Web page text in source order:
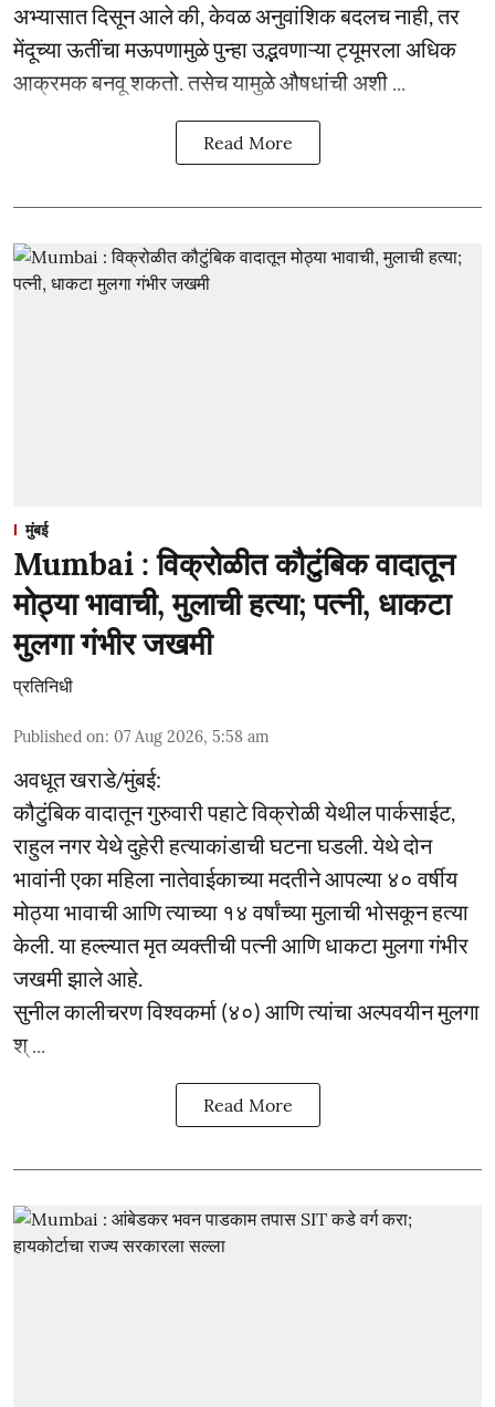
अभ्यासात दिसून आले की, केवळ अनुवांशिक बदलच नाही, तर
मेंदूच्या ऊतींचा मऊपणामुळे पुन्हा उद्भवणाऱ्या ट्यूमरला अधिक
आक्रमक बनवू शकतो. तसेच यामुळे औषधांची अशी ...
Read More
मुंबई
Mumbai : विक्रोळीत कौटुंबिक वादातून
मोठ्या भावाची, मुलाची हत्या; पत्नी, धाकटा
मुलगा गंभीर जखमी
प्रतिनिधी
Published on: 07 Aug 2026, 5:58 am
अवधूत खराडे/मुंबई:
कौटुंबिक वादातून गुरुवारी पहाटे विक्रोळी येथील पार्कसाईट,
राहुल नगर येथे दुहेरी हत्याकांडाची घटना घडली. येथे दोन
भावांनी एका महिला नातेवाईकाच्या मदतीने आपल्या ४० वर्षीय
मोठ्या भावाची आणि त्याच्या १४ वर्षांच्या मुलाची भोसकून हत्या
केली. या हल्ल्यात मृत व्यक्तीची पत्नी आणि धाकटा मुलगा गंभीर
जखमी झाले आहे.
सुनील कालीचरण विश्वकर्मा (४०) आणि त्यांचा अल्पवयीन मुलगा
श् ...
Read More